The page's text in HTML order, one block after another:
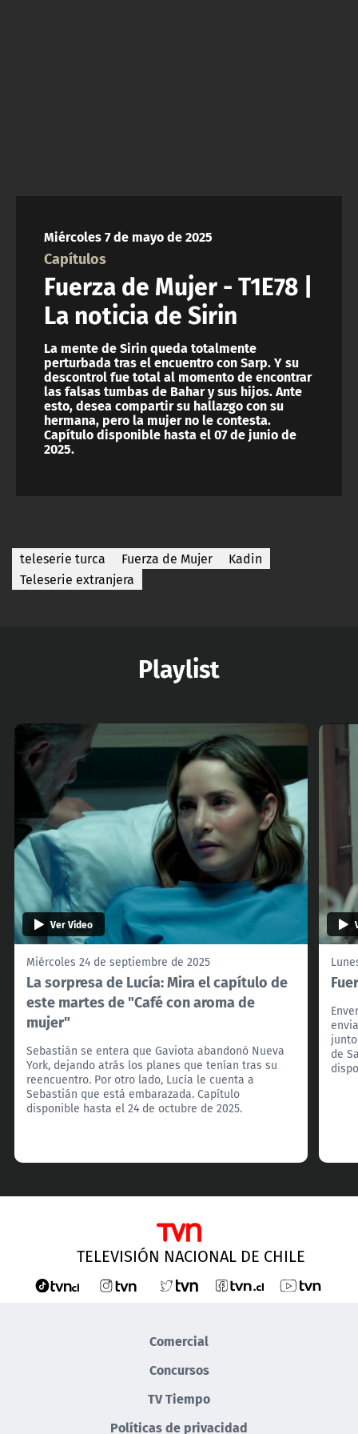
Miércoles 7 de mayo de 2025
Capítulos
Fuerza de Mujer - T1E78 |
La noticia de Sirin
La mente de Sirin queda totalmente
perturbada tras el encuentro con Sarp. Y su
descontrol fue total al momento de encontrar
las falsas tumbas de Bahar y sus hijos. Ante
esto, desea compartir su hallazgo con su
hermana, pero la mujer no le contesta.
Capítulo disponible hasta el 07 de junio de
2025.
teleserie turca Fuerza de Mujer
Kadin
Teleserie extranjera
Playlist
Ver Video
Miércoles 24 de septiembre de 2025
La sorpresa de Lucía: Mira el capítulo de
este martes de "Café con aroma de
mujer"
Sebastián se entera que Gaviota abandonó Nueva
York, dejando atrás los planes que tenían tras su
reencuentro. Por otro lado, Lucía le cuenta a
Sebastián que está embarazada. Capítulo
disponible hasta el 24 de octubre de 2025.
de
TELEVISIÓN NACIONAL DE CHILE
Comercial
Concursos
TV Tiempo
Políticas de privacidad